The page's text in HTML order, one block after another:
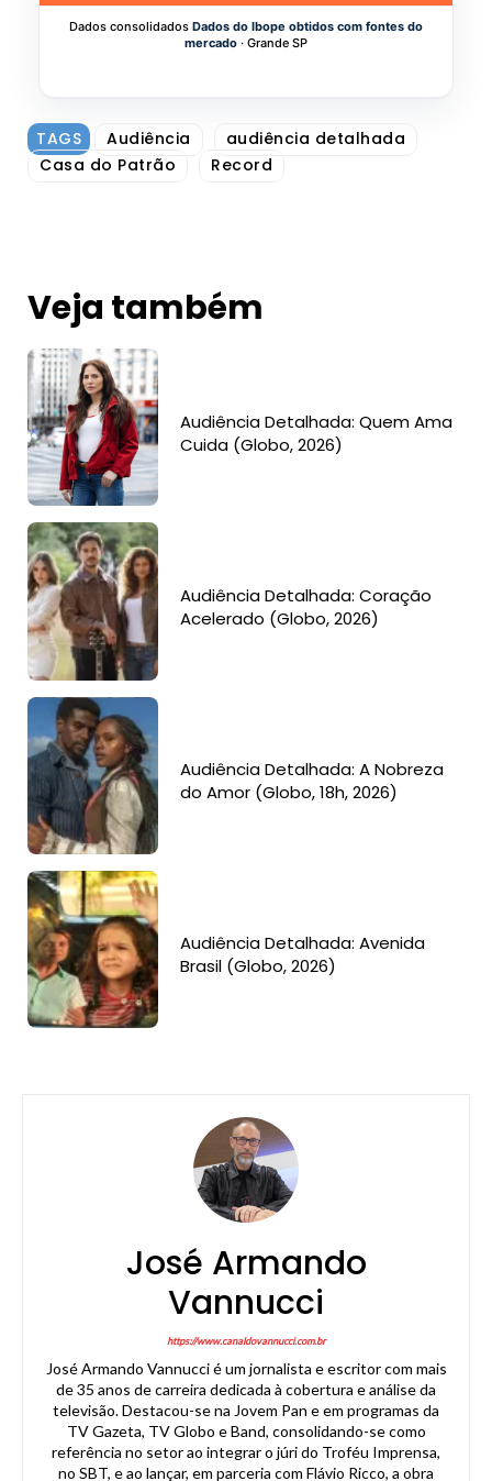
Dados consolidados Dados do Ibope obtidos com fontes do
mercado · Grande SP
TAGS Audiência
audiência detalhada
Casa do Patrão
Record
Veja também
Audiência Detalhada: Quem Ama
Cuida (Globo, 2026)
Audiência Detalhada: Coração
Acelerado (Globo, 2026)
Audiência Detalhada: A Nobreza
do Amor (Globo, 18h, 2026)
Audiência Detalhada: Avenida
Brasil (Globo, 2026)
José Armando
Vannucci
https://www.canaldovannucci.com.br
José Armando Vannucci é um jornalista e escritor com mais
de 35 anos de carreira dedicada à cobertura e análise da
televisão. Destacou-se na Jovem Pan e em programas da
TV Gazeta, TV Globo e Band, consolidando-se como
referência no setor ao integrar o júri do Troféu Imprensa,
no SBT, e ao lançar, em parceria com Flávio Ricco, a obra